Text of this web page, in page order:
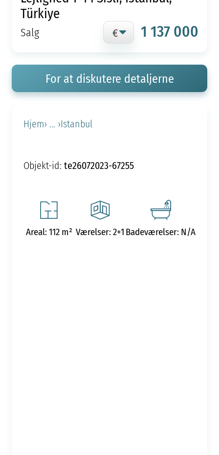
Türkiye
Salg 1 137 000
For at diskutere detaljerne
Hjem› ... ›Istanbul
Objekt-id: te26072023-67255
Areal: 112 m² Værelser: 2+1Badeværelser: N/A